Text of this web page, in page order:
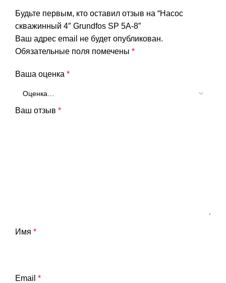
Будьте первым, кто оставил отзыв на “Насос
скважинный 4″ Grundfos SP 5A-8”
Ваш адрес email не будет опубликован.
Обязательные поля помечены *
Ваша оценка *
Ваш отзыв *
Имя *
Email *